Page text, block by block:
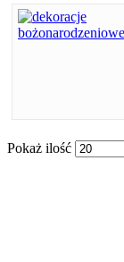
Pokaż ilość